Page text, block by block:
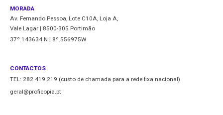
MORADA
Av. Fernando Pessoa, Lote C10A, Loja A,
Vale Lagar | 8500-305 Portimão
37º.143634 N | 8º.556975W
CONTACTOS
TEL: 282 419 219 (custo de chamada para a rede fixa nacional)
geral@proficopia.pt